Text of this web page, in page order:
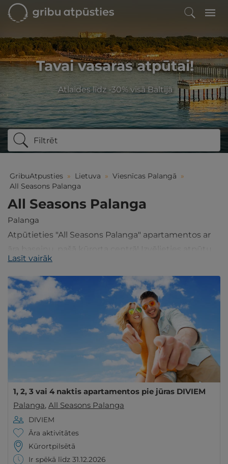
Tavai vasaras atpūtai!
Atlaides līdz -30% visā Baltijā
Filtrēt
GribuAtpusties » Lietuva » Viesnīcas Palangā »
All Seasons Palanga
All Seasons Palanga
Palanga
Atpūtieties "All Seasons Palanga" apartamentos ar
āra baseinu, pašā kūrorta centrā! Izvēlieties atpūtu
DIVIEM vai ĢIMENEI renovētos dzīvokļos.
Lasīt vairāk
1, 2, 3 vai 4 naktis apartamentos pie jūras DIVIEM
Palanga, All Seasons Palanga
DIVIEM
Āra aktivitātes
Kūrortpilsētā
Ir spēkā līdz 31.12.2026